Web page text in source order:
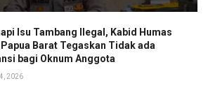
Isu Tambang Ilegal, Kabid Humas
Barat Tegaskan Tidak ada
bagi Oknum Anggota
2026